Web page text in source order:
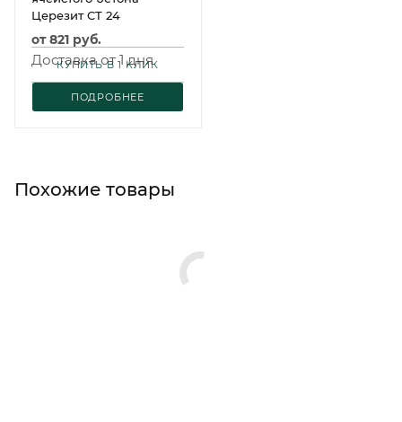
Церезит CT 24
от821 руб.
Доставка от 1 дня
ПОДРОБНЕЕ
КУПИТЬ В 1 КЛИК
Похожие товары